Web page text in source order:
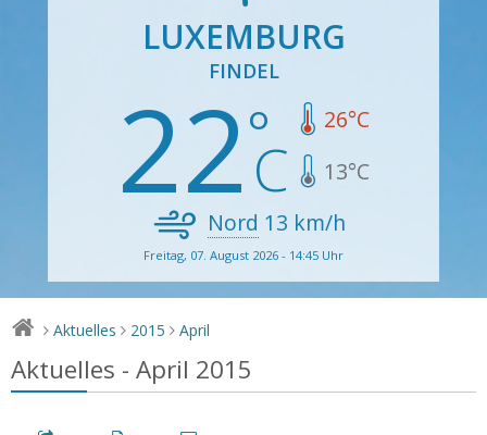
LUXEMBURG
FINDEL
22 26°C
13°C
Nord 13 km/h
Freitag, 07. August 2026 - 14:45 Uhr
> Aktuelles > 2015 > April
Aktuelles - April 2015